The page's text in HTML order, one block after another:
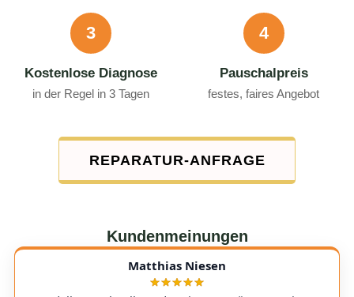
3
Kostenlose Diagnose
in der Regel in 3 Tagen
4
Pauschalpreis
festes, faires Angebot
REPARATUR-ANFRAGE
Kundenmeinungen
Matthias Niesen